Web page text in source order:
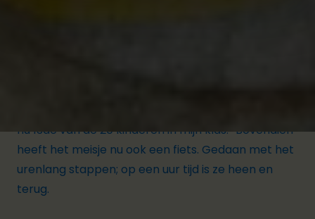
nu 13devan de 20 kinderen in mijn klas.” Bovendien
heeft het meisje nu ook een fiets. Gedaan met het
urenlang stappen; op een uur tijd is ze heen en
terug.